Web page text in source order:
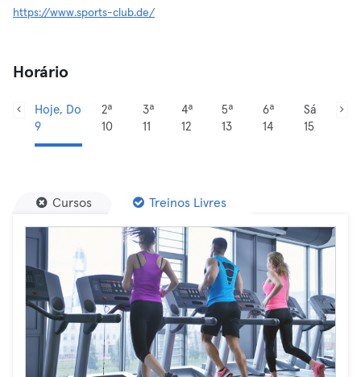
https://www.sports-club.de/
Horário
Hoje, Do
9
2ª
10
3ª
11
4ª
12
5ª
13
6ª
14
Sá
15
Cursos Treinos Livres